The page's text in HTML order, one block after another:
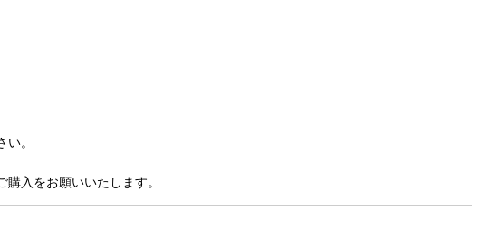
。
入をお願いいたします。